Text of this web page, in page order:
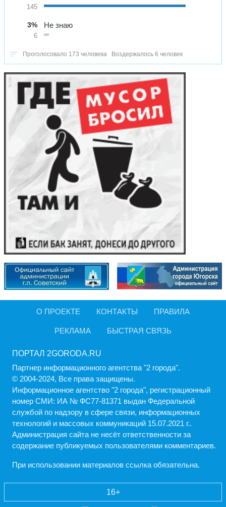
145
3%
6
Не знаю
Проголосовало 173 человека Воздержалось 6 человек
О ПРОЕКТЕ КОНТАКТЫ ПРАВИЛА
РЕКЛАМА БЫСТРАЯ СВЯЗЬ
ПОРТАЛ 2GORODA.RU
Партнер информационного агентства "2 города".
© 2004-2024, Все права защищены.
Информационное агентство "2 города", регистрационный
номер СМИ: ИА № ФС77-81371 выдан Федеральной
службой по надзору в сфере связи, информационных
технологий и массовых коммуникаций 15.07.2021 г..
Администрация cайта не несёт ответственности за
содержание публикуемых пользователями комментариев.
При использовании материалов ссылка обязательна.
16+